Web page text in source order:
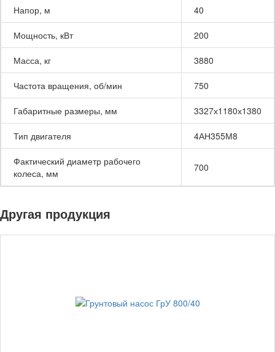
Напор, м 40
Мощность, кВт 200
Масса, кг 3880
Частота вращения, об/мин 750
Габаритные размеры, мм 3327х1180х1380
Тип двигателя 4АН355М8
Фактический диаметр рабочего
колеса, мм
700
Другая продукция